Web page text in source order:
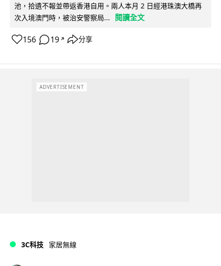
池，拾遺不報並帶返香港自用。兩人本月 2 日經港珠澳大橋再
次入境澳門時，被治安警察局...
閱讀全文
156 19 ↗ 分享
ADVERTISEMENT
3C科技 家居無線